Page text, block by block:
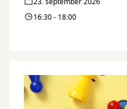
16:30 - 18:00